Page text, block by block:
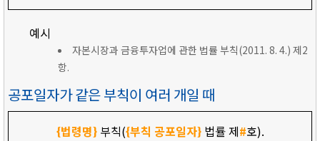
예시
자본시장과 금융투자업에 관한 법률 부칙(2011. 8. 4.) 제2
항.
공포일자가 같은 부칙이 여러 개일 때
{법령명}부칙({부칙 공포일자}법률 제#호).